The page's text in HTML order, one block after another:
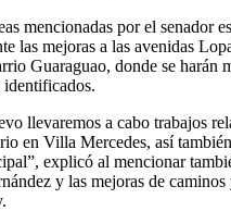
mencionadas por el senador
las mejoras a las avenidas
Guaraguao, donde se harán
identificados.
llevaremos a cabo trabajos
en Villa Mercedes, así
explicó al mencionar
y las mejoras de